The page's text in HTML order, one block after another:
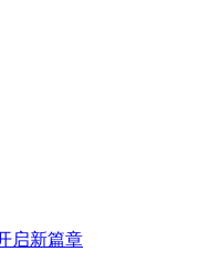
启新篇章